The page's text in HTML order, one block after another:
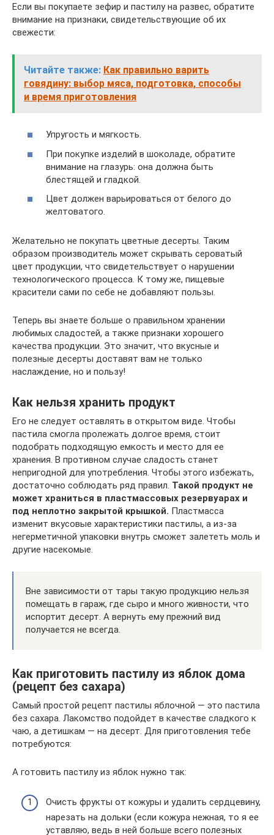
Если вы покупаете зефир и пастилу на развес, обратите
внимание на признаки, свидетельствующие об их
свежести:
Читайте также: Как правильно варить
говядину: выбор мяса, подготовка, способы
и время приготовления
Упругость и мягкость.
При покупке изделий в шоколаде, обратите
внимание на глазурь: она должна быть
блестящей и гладкой.
Цвет должен варьироваться от белого до
желтоватого.
Желательно не покупать цветные десерты. Таким
образом производитель может скрывать сероватый
цвет продукции, что свидетельствует о нарушении
технологического процесса. К тому же, пищевые
красители сами по себе не добавляют пользы.
Теперь вы знаете больше о правильном хранении
любимых сладостей, а также признаки хорошего
качества продукции. Это значит, что вкусные и
полезные десерты доставят вам не только
наслаждение, но и пользу!
Как нельзя хранить продукт
Его не следует оставлять в открытом виде. Чтобы
пастила смогла пролежать долгое время, стоит
подобрать подходящую емкость и место для ее
хранения. В противном случае сладость станет
непригодной для употребления. Чтобы этого избежать,
достаточно соблюдать ряд правил. Такой продукт не
может храниться в пластмассовых резервуарах и
под неплотно закрытой крышкой. Пластмасса
изменит вкусовые характеристики пастилы, а из-за
негерметичной упаковки внутрь сможет залететь моль и
другие насекомые.
Вне зависимости от тары такую продукцию нельзя
помещать в гараж, где сыро и много живности, что
испортит десерт. А вернуть ему прежний вид
получается не всегда.
Как приготовить пастилу из яблок дома
(рецепт без сахара)
Самый простой рецепт пастилы яблочной — это пастила
без сахара. Лакомство подойдет в качестве сладкого к
чаю, а детишкам — на десерт. Для приготовления тебе
потребуются:
А готовить пастилу из яблок нужно так:
Очисть фрукты от кожуры и удалить сердцевину,
нарезать на дольки (если кожура нежная, то я ее
уставляю, ведь в ней больше всего полезных